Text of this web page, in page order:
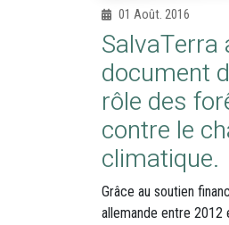
01 Août. 2016
SalvaTerra
document
rôle des
contre le
climatique.
Grâce au soutien
allemande entre 2012